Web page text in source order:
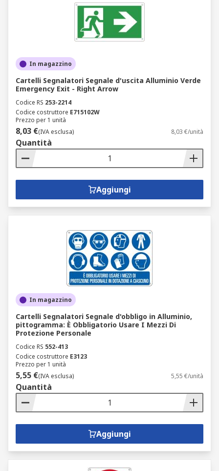
In magazzino
Cartelli Segnalatori Segnale d'uscita Alluminio Verde
Emergency Exit - Right Arrow
Codice RS 253-2214
Codice costruttore E715102W
Prezzo per 1 unità
8,03 €(IVA esclusa) 8,03 €/unità
Quantità
Aggiungi
In magazzino
Cartelli Segnalatori Segnale d'obbligo in Alluminio,
pittogramma: È Obbligatorio Usare I Mezzi Di
Protezione Personale
Codice RS 552-413
Codice costruttore E3123
Prezzo per 1 unità
5,55 €(IVA esclusa) 5,55 €/unità
Quantità
Aggiungi